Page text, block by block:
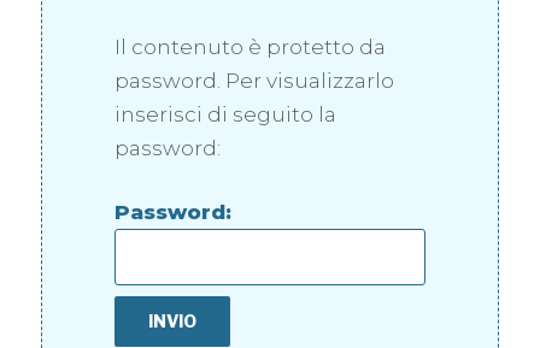
Il contenuto è protetto da
password. Per visualizzarlo
inserisci di seguito la
password:
Password: